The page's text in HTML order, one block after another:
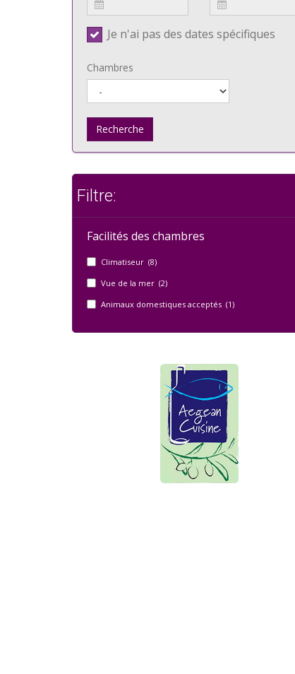
Je n'ai pas des dates spécifiques
Chambres
Recherche
Filtre:
Facilités des chambres
Climatiseur (8)
Vue de la mer (2)
Animaux domestiques acceptés (1)